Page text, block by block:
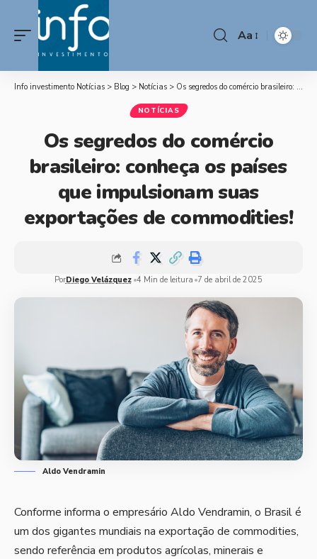
Aa
Info investimento Notícias > Blog > Notícias > Os segredos do comércio brasileiro: conheça os países que impulsionam suas exportações de commodities!
NOTÍCIAS
Os segredos do comércio
brasileiro: conheça os países
que impulsionam suas
exportações de commodities!
PorDiego Velázquez 4 Min de leitura 7 de abril de 2025
Aldo Vendramin
Conforme informa o empresário Aldo Vendramin, o Brasil é
um dos gigantes mundiais na exportação de commodities,
sendo referência em produtos agrícolas, minerais e